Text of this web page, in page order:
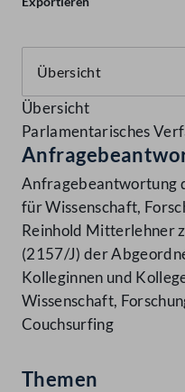
Übersicht
Parlamentarisches
Anfragebeantwortung
für Wissenschaft,
Reinhold Mitterlehner
(2157/J) der
Kolleginnen und
Wissenschaft,
Couchsurfing
Themen